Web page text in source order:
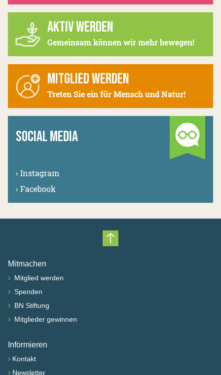
AKTIV WERDEN
Gemeinsam können wir mehr bewegen!
MITGLIED WERDEN
Treten Sie ein für Mensch und Natur!
SOCIAL MEDIA
› Instagram
› Facebook
Nach oben scrollen
Mitmachen
› Mitglied werden
› Spenden
› BN Stiftung
› Mitglieder gewinnen
Informieren
› Kontakt
› Newsletter